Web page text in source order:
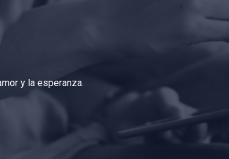
y la esperanza.